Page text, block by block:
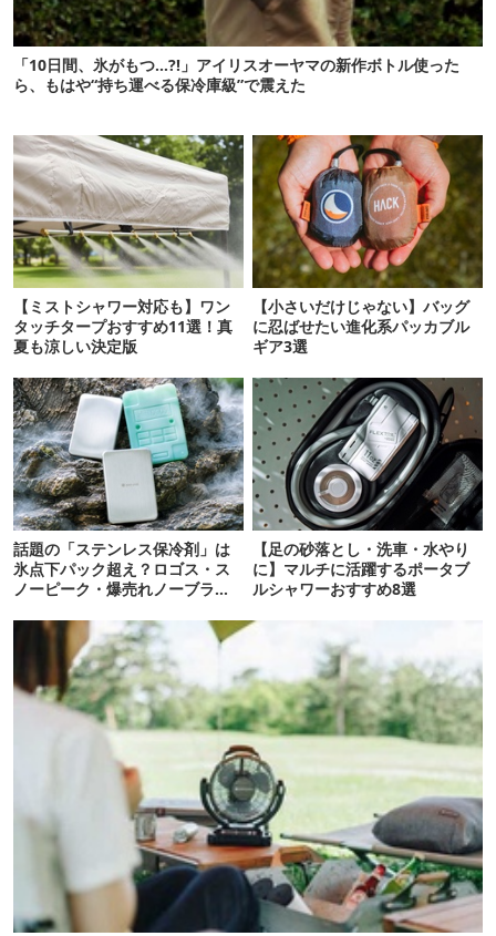
「10日間、氷がもつ…?!」アイリスオーヤマの新作ボトル使った
ら、もはや“持ち運べる保冷庫級”で震えた
【ミストシャワー対応も】ワン
タッチタープおすすめ11選！真
夏も涼しい決定版
【小さいだけじゃない】バッグ
に忍ばせたい進化系パッカブル
ギア3選
話題の「ステンレス保冷剤」は
氷点下パック超え？ロゴス・ス
ノーピーク・爆売れノーブラン
【足の砂落とし・洗車・水やり
に】マルチに活躍するポータブ
ルシャワーおすすめ8選